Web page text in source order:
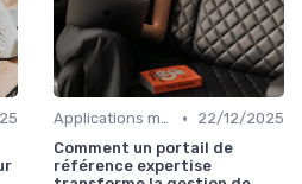
Applications métiers •
22/12/2025
Comment un portail de
référence expertise